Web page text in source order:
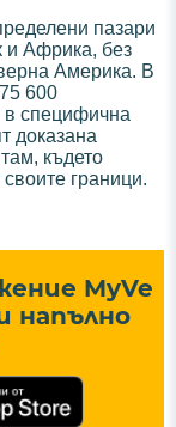
пазари
и Африка, без
Америка. В
600
в специфична
доказана
където
граници.
MyVe
напълно